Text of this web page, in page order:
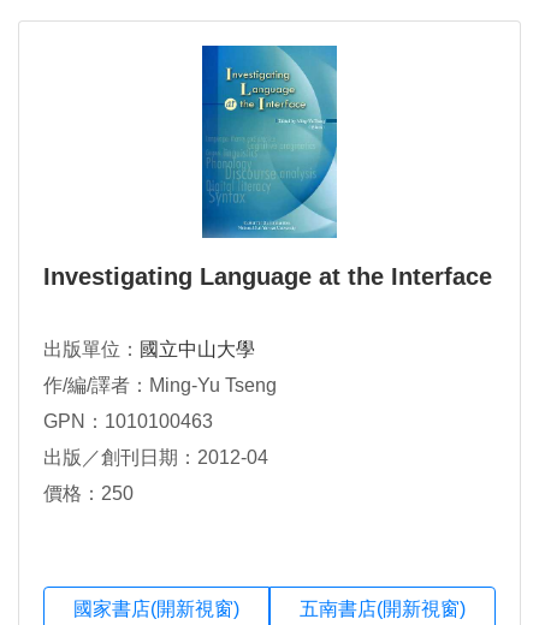
Investigating Language at the Interface
出版單位： 國立中山大學
作/編/譯者：Ming-Yu Tseng
GPN：1010100463
出版／創刊日期：2012-04
價格：250
國家書店(開新視窗) 五南書店(開新視窗)